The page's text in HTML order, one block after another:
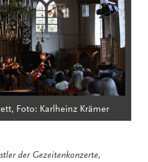
Foto: Karlheinz Krämer
der Gezeitenkonzerte,